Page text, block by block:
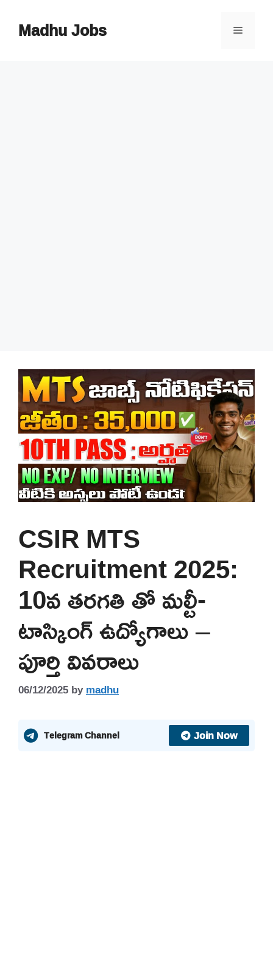
contentMadhu Jobs Menu
CSIR MTS
Recruitment 2025:
10వ తరగతి తో మల్టీ-
టాస్కింగ్ ఉద్యోగాలు –
పూర్తి వివరాలు
06/12/2025bymadhu
Telegram Channel Join Now